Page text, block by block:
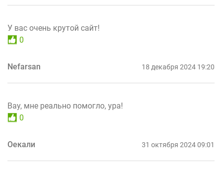
У вас очень крутой сайт!
0
Nefarsan 18 декабря 2024 19:20
Вау, мне реально помогло, ура!
0
Оекали 31 октября 2024 09:01